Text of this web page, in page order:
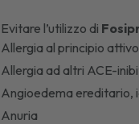
Evitare l’utilizzo di
Allergia al principio
Allergia ad altri ACE-
Angioedema ereditario,
Anuria